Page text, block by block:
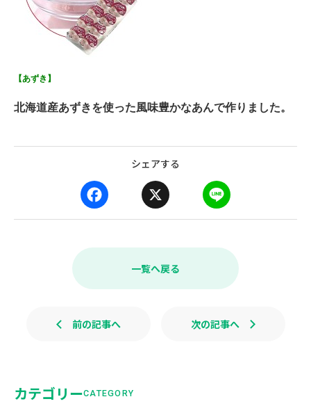
【あずき】
北海道産あずきを使った風味豊かなあんで作りました。
シェアする
a
e
k
i
e
一覧へ戻る
前の記事へ 次の記事へ
カテゴリーCATEGORY